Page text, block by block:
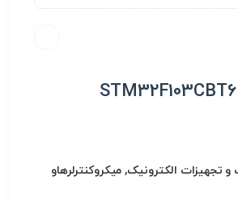
تجهیزات الکترونیک, میکروکنترلرهاو